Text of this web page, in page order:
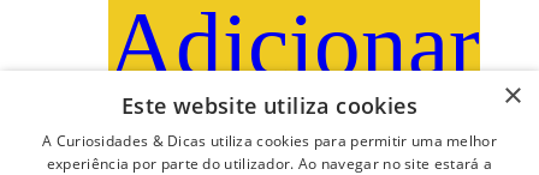
Adicionar
Procurar
×
Este website utiliza cookies
A Curiosidades & Dicas utiliza cookies para permitir uma melhor
experiência por parte do utilizador. Ao navegar no site estará a